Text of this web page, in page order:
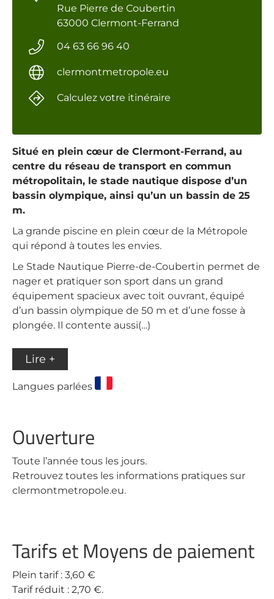
Situé en plein cœur de Clermont-Ferrand, au
centre du réseau de transport en commun
métropolitain, le stade nautique dispose d’un
bassin olympique, ainsi qu’un un bassin de 25
m.
La grande piscine en plein cœur de la Métropole
qui répond à toutes les envies.
Le Stade Nautique Pierre-de-Coubertin permet de
nager et pratiquer son sport dans un grand
équipement spacieux avec toit ouvrant, équipé
d’un bassin olympique de 50 m et d’une fosse à
plongée. Il contente aussi(…)
Lire +
Langues parlées
Ouverture
Toute l’année tous les jours.
Retrouvez toutes les informations pratiques sur
clermontmetropole.eu.
Tarifs et Moyens de paiement
Plein tarif : 3,60 €
Tarif réduit : 2,70 €.
Rue Pierre de Coubertin
63000 Clermont-Ferrand
04 63 66 96 40
clermontmetropole.eu
Calculez votre itinéraire